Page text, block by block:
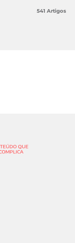
541 Artigos